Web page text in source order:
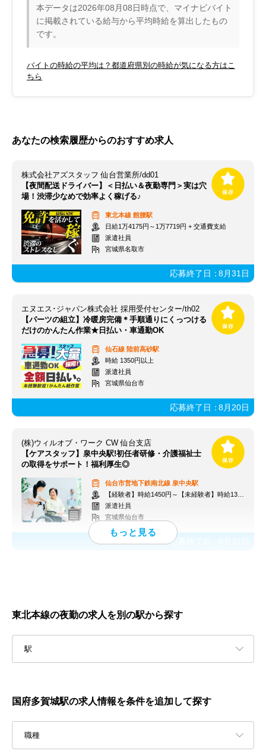
本データは2026年08月08日時点で、マイナビバイト
に掲載されている給与から平均時給を算出したもの
です。
バイトの時給の平均は？都道府県別の時給が気になる方はこ
ちら
あなたの検索履歴からのおすすめ求人
株式会社アズスタッフ 仙台営業所/dd01
【夜間配送ドライバー】＜日払い＆夜勤専門＞実は穴
場！渋滞少なめで効率よく稼げる♪
東北本線 館腰駅
日給1万4175円～1万7719円 + 交通費支給
派遣社員
宮城県名取市
応募終了日：8月31日
エヌエス･ジャパン株式会社 採用受付センター/th02
【パーツの組立】冷暖房完備＊手順通りにくっつける
だけのかんたん作業★日払い・車通勤OK
仙石線 陸前高砂駅
時給 1350円以上
派遣社員
宮城県仙台市
応募終了日：8月20日
(株)ウィルオブ・ワーク CW 仙台支店
【ケアスタッフ】泉中央駅!初任者研修・介護福祉士
の取得をサポート！福利厚生◎
仙台市営地下鉄南北線 泉中央駅
【経験者】時給1450円～【未経験者】時給1300円～ ＋交通費
派遣社員
宮城県仙台市
応募終了日：
東北本線の夜勤の求人を別の駅から探す
駅
国府多賀城駅の求人情報を条件を追加して探す
職種